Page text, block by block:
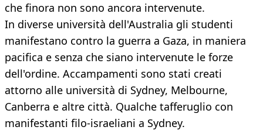
che finora non sono ancora intervenute.
In diverse università dell'Australia gli studenti
manifestano contro la guerra a Gaza, in maniera
pacifica e senza che siano intervenute le forze
dell'ordine. Accampamenti sono stati creati
attorno alle università di Sydney, Melbourne,
Canberra e altre città. Qualche tafferuglio con
manifestanti filo-israeliani a Sydney.